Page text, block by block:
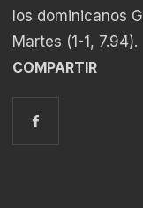
los dominicanos
Martes (1-1, 7.94).
COMPARTIR